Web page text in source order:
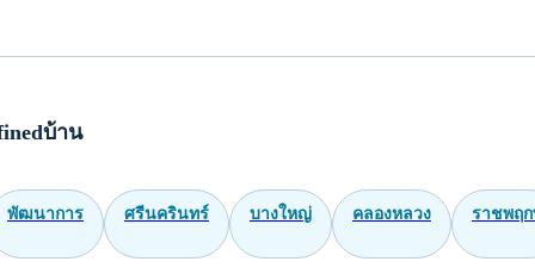
บ้าน
พัฒนาการ ศรีนครินทร์ บางใหญ่ คลองหลวง ราชพฤ